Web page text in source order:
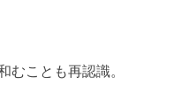
むことも再認識。